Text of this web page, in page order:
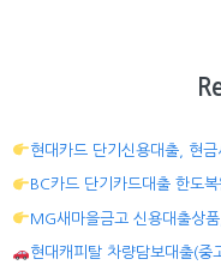
현대카드 단기신용대출, 현
BC카드 단기카드대출 한도
MG새마을금고 신용대출상
현대캐피탈 차량담보대출(